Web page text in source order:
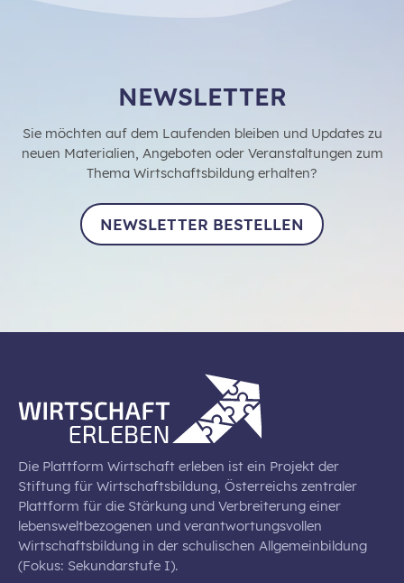
NEWSLETTER
Sie möchten auf dem Laufenden bleiben und Updates zu
neuen Materialien, Angeboten oder Veranstaltungen zum
Thema Wirtschaftsbildung erhalten?
NEWSLETTER BESTELLEN
Die Plattform Wirtschaft erleben ist ein Projekt der
Stiftung für Wirtschaftsbildung, Österreichs zentraler
Plattform für die Stärkung und Verbreiterung einer
lebensweltbezogenen und verantwortungsvollen
Wirtschaftsbildung in der schulischen Allgemeinbildung
(Fokus: Sekundarstufe I).